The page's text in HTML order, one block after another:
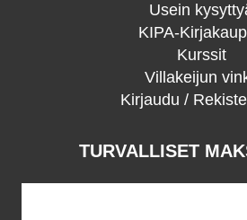
Usein
KIPA-
Kurssit
Villakeijun
Kirjaudu /
TURVALLISET